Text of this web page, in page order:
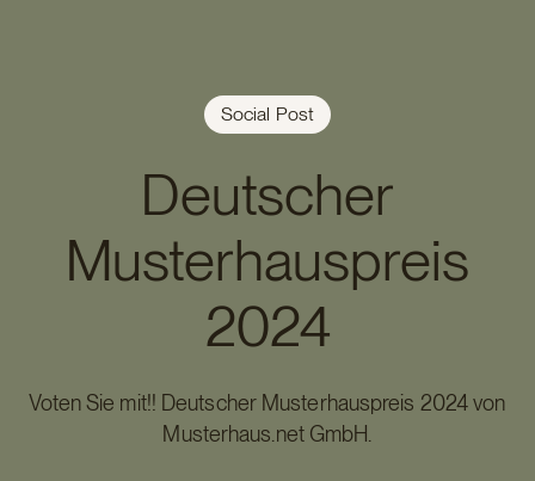
Social Post
Deutscher
Musterhauspreis
2024
Voten Sie mit!! Deutscher Musterhauspreis 2024 von
Musterhaus.net GmbH.